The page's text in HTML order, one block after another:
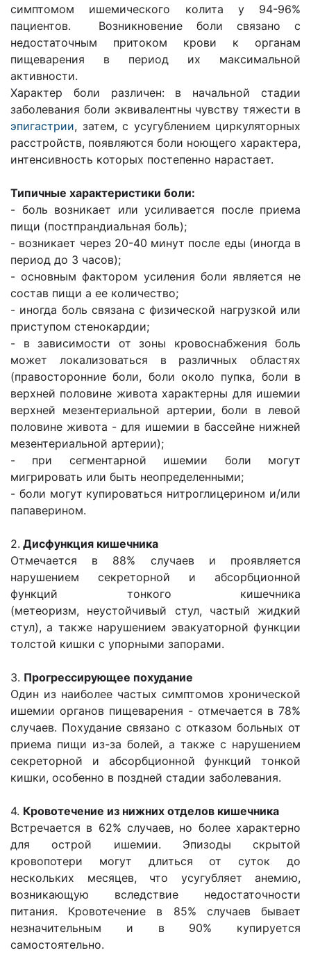
симптомом ишемического колита у 94-96%
пациентов. Возникновение боли связано с
недостаточным притоком крови к органам
пищеварения в период их максимальной
активности.
Характер боли различен: в начальной стадии
заболевания боли эквивалентны чувству тяжести в
эпигастрии, затем, с усугублением циркуляторных
расстройств, появляются боли ноющего характера,
интенсивность которых постепенно нарастает.
Типичные характеристики боли:
- боль возникает или усиливается после приема
пищи (постпрандиальная боль);
- возникает через 20-40 минут после еды (иногда в
период до 3 часов);
- основным фактором усиления боли является не
состав пищи а ее количество;
- иногда боль связана с физической нагрузкой или
приступом стенокардии;
- в зависимости от зоны кровоснабжения боль
может локализоваться в различных областях
(правосторонние боли, боли около пупка, боли в
верхней половине живота характерны для ишемии
верхней мезентериальной артерии, боли в левой
половине живота - для ишемии в бассейне нижней
мезентериальной артерии);
- при сегментарной ишемии боли могут
мигрировать или быть неопределенными;
- боли могут купироваться нитроглицерином и/или
папаверином.
2. Дисфункция кишечника
Отмечается в 88% случаев и проявляется
нарушением секреторной и абсорбционной
функций тонкого кишечника
(метеоризм, неустойчивый стул, частый жидкий
стул), а также нарушением эвакуаторной функции
толстой кишки с упорными запорами.
3. Прогрессирующее похудание
Один из наиболее частых симптомов хронической
ишемии органов пищеварения - отмечается в 78%
случаев. Похудание связано с отказом больных от
приема пищи из-за болей, а также с нарушением
секреторной и абсорбционной функций тонкой
кишки, особенно в поздней стадии заболевания.
4. Кровотечение из нижних отделов кишечника
Встречается в 62% случаев, но более характерно
для острой ишемии. Эпизоды скрытой
кровопотери могут длиться от суток до
нескольких месяцев, что усугубляет анемию,
возникающую вследствие недостаточности
питания. Кровотечение в 85% случаев бывает
незначительным и в 90% купируется
самостоятельно.